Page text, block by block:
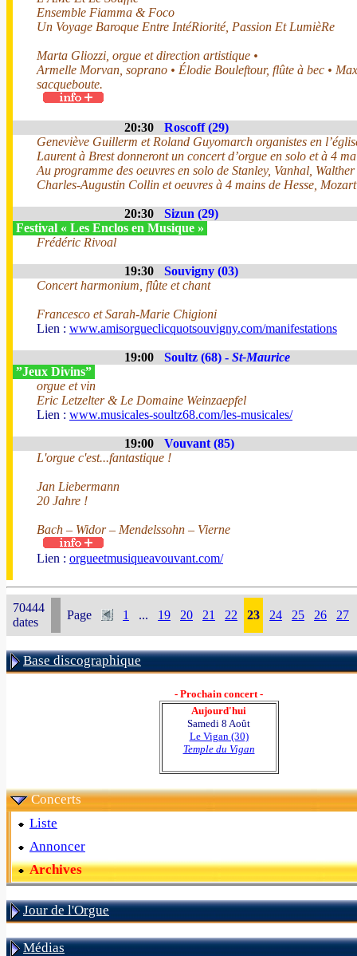
Ensemble Fiamma & Foco
Un Voyage Baroque Entre IntéRiorité, Passion Et LumièRe
Marta Gliozzi, orgue et direction artistique •
Armelle Morvan, soprano • Élodie Bouleftour, flûte à bec •
sacqueboute.
20:30
Roscoff (29)
Geneviève Guillerm et Roland Guyomarch organistes en
Laurent à Brest donneront un concert d’orgue en solo et à 4
Au programme des oeuvres en solo de Stanley, Vanhal,
Charles-Augustin Collin et oeuvres à 4 mains de Hesse,
20:30
Sizun (29)
Festival « Les Enclos en Musique »
Frédéric Rivoal
19:30
Souvigny (03)
Concert harmonium, flûte et chant
Francesco et Sarah-Marie Chigioni
Lien : www.amisorgueclicquotsouvigny.com/manifestations
19:00 Soultz (68) - St-Maurice
”Jeux Divins”
orgue et vin
Eric Letzelter & Le Domaine Weinzaepfel
Lien : www.musicales-soultz68.com/les-musicales/
19:00
Vouvant (85)
L'orgue c'est...fantastique !
Jan Liebermann
20 Jahre !
Bach – Widor – Mendelssohn – Vierne
Lien : orgueetmusiqueavouvant.com/
70444
dates
Page 1 ... 19 20 21 22 23 24 25 26 27
Base discographique
- Prochain concert -
Aujourd'hui
Samedi 8 Août
Le Vigan (30)
Temple du Vigan
Concerts
Liste
Annoncer
Archives
Jour de l'Orgue
Médias